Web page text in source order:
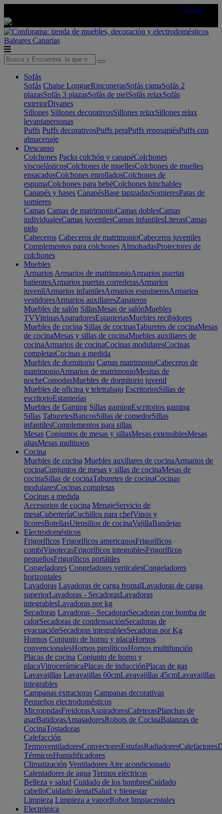
AQUÍ
Baleares Canarias
Sofás
Sofás Chaise LongueRinconerasSofás camaSofás 2
plazasSofás 3 plazasSofás de pielSofás relaxSofás
exteriorDivanes
Sillones Sillones decorativosSillones relaxSillones relax
levantapersonas
Puffs Puffs decorativosPuffs peraPuffs reposapiésPuffs con
almacenaje
Descanso
Colchones Packs colchón y canapéColchones
viscoelásticosColchones de muellesColchones de muelles
ensacadosColchones enrolladosColchones de
espumaColchones para bebéColchones hinchables
Canapés y bases CanapésBase tapizadasSomieresPatas de
somieres
Camas Camas de matrimonioCamas doblesCamas
individualesCamas juvenilesCamas infantilesLiterasCamas
nido
Cabeceros Cabeceros de matrimonioCabeceros juveniles
Complementos para colchones AlmohadasProtectores de
colchones
Muebles
Armarios Armarios de matrimonioArmarios puertas
batientesArmarios puertas correderasArmarios
juvenilArmarios infantilesArmarios esquinerosArmarios
vestidoresArmarios auxiliaresZapateros
Muebles de salón SillasMesas de salónMuebles
TVVitrinasAparadoresEstanteriasMuebles recibidores
Muebles de cocina Sillas de cocinasTaburetes de cocinaMesas
de cocinaMesas y sillas de cocinaMuebles auxiliares de
cocinaArmarios de cocinaCocinas modularesCocinas
completasCocinas a medida
Muebles de dormitorio Camas matrimonioCabeceros de
matrimonioArmarios de matrimonioMesitas de
nocheComodasMuebles de dormitorio juvenil
Muebles de oficina y teletrabajo EscritoriosSillas de
escritorioEstanterías
Muebles de Gaming Sillas gamingEscritorios gaming
Sillas TaburetesBancosSillas de comedorSillas
infantilesComplementos para sillas
Mesas Conjuntos de mesas y sillasMesas extensiblesMesas
altasMesas multiusos
Cocina
Muebles de cocina Muebles auxiliares de cocinaArmarios de
cocinaConjuntos de mesas y sillas de cocinaMesas de
cocinaSillas de cocinaTaburetes de cocinaCocinas
modularesCocinas completas
Cocinas a medida
Accesorios de cocina MenajeServicio de
mesaCuberteríaCuchillos para chefVinos y
licoresBotellasUtensilios de cocinaVajillaBandejas
Electrodomésticos
Frigoríficos Frigoríficos americanosFrigoríficos
combiVinotecasFrigoríficos integrablesFrigoríficos
pequeñosFrigoríficos portátiles
Congeladores Congeladores verticalesCongeladores
horizontales
Lavadoras Lavadoras de carga frontalLavadoras de carga
superiorLavadoras - SecadorasLavadoras
integrablesLavadoras por kg
Secadoras Lavadoras - SecadorasSecadoras con bomba de
calorSecadoras de condensaciónSecadoras de
evacuaciónSecadoras integrablesSecadoras por Kg
Hornos Conjunto de horno y placaHornos
convencionalesHornos pirolíticosHornos multifunción
Placas de cocina Conjunto de horno y
placaVitrocerámicaPlacas de inducciónPlacas de gas
Lavavajillas Lavavajillas 60cmLavavajillas 45cmLavavajillas
integrables
Campanas extractoras Campanas decorativas
Pequeños electrodomésticos
MicroondasFreidorasAspiradoresCafeterasPlanchas de
asarBatidorasAmasadoresRobots de CocinaBalanzas de
CocinaTostadoras
Calefacción
TermoventiladoresConvectoresEstufasRadiadoresCalefactores
TérmicosHumidificadores
Climatización Ventiladores Aire acondicionado
Calentadores de agua Termos eléctricos
Belleza y salud Cuidado de los hombresCuidado
cabelloCuidado dentalSalud y bienestar
Limpieza Limpieza a vaporRobot limpiacristales
Electrónica